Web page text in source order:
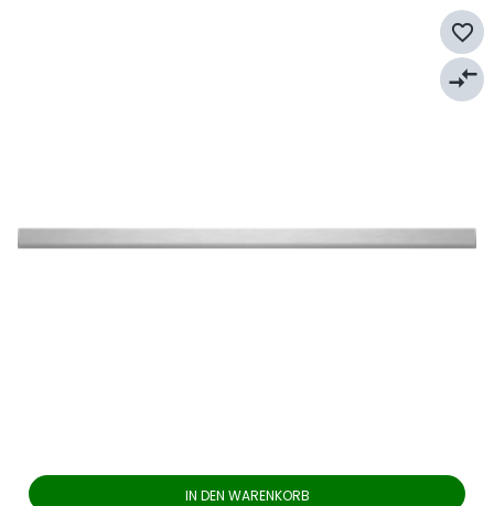
IN DEN WARENKORB
favorite_border
compare_arrows